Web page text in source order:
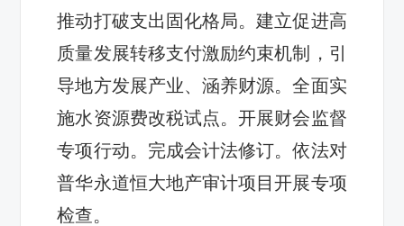
推动打破支出固化格局。建立促进高
质量发展转移支付激励约束机制，引
导地方发展产业、涵养财源。全面实
施水资源费改税试点。开展财会监督
专项行动。完成会计法修订。依法对
普华永道恒大地产审计项目开展专项
检查。